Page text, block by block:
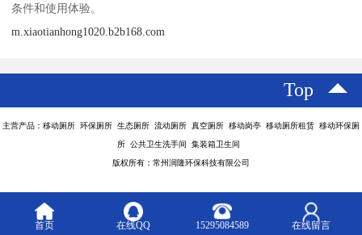
条件和使用体验。
m.xiaotianhong1020.b2b168.com
Top
主营产品：移动厕所 环保厕所 生态厕所 流动厕所 真空厕所 移动岗亭 移动厕所租赁 移动环保厕
所 公共卫生洗手间 集装箱卫生间
版权所有：常州润隆环保科技有限公司
首页 在线QQ 15295084589 在线留言